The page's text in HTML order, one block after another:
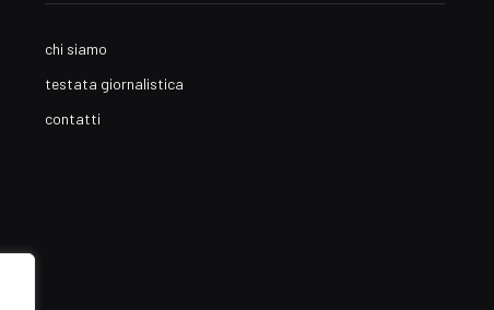
chi siamo
testata giornalistica
contatti